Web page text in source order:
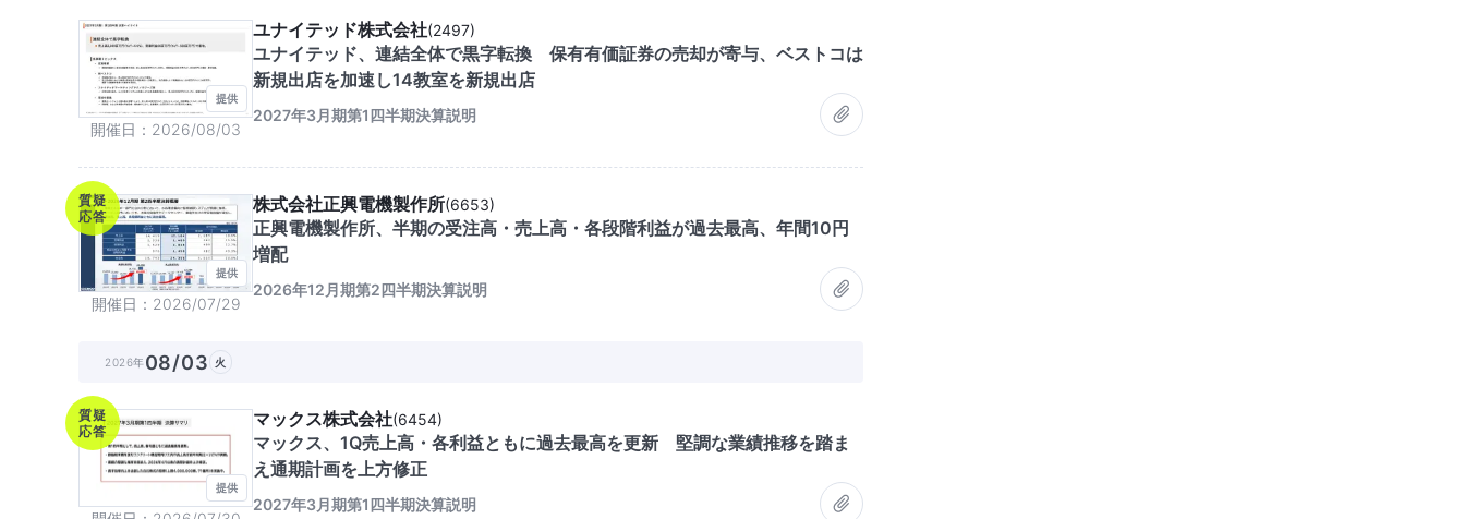
提供
開催日 2026/08/03
ユナイテッド株式会社(2497)
ユナイテッド、連結全体で黒字転換 保有有価証券の売却が寄与、ベストコは
新規出店を加速し14教室を新規出店
2027年3月期第1四半期決算説明
質疑
応答
提供
開催日 2026/07/29
株式会社正興電機製作所(6653)
正興電機製作所、半期の受注高・売上高・各段階利益が過去最高、年間10円
増配
2026年12月期第2四半期決算説明
2026年08/03 火
質疑
応答
提供
マックス株式会社(6454)
マックス、1Q売上高・各利益ともに過去最高を更新 堅調な業績推移を踏ま
え通期計画を上方修正
2027年3月期第1四半期決算説明